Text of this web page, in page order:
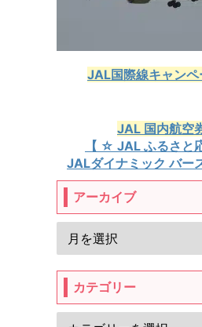
JAL国際線キャンペ
JAL 国内航空
【 ☆ JAL ふるさと
JALダイナミック バー
アーカイブ
カテゴリー